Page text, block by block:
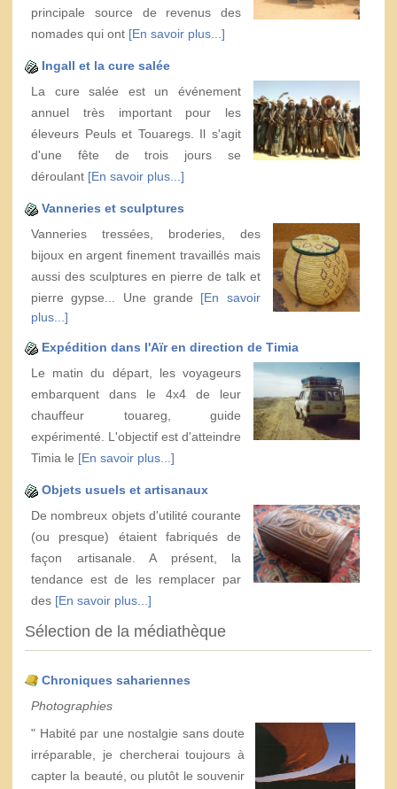
principale source de revenus des
nomades qui ont [En savoir plus...]
Ingall et la cure salée
La cure salée est un événement
annuel très important pour les
éleveurs Peuls et Touaregs. Il s'agit
d'une fête de trois jours se
déroulant [En savoir plus...]
Vanneries et sculptures
Vanneries tressées, broderies, des
bijoux en argent finement travaillés mais
aussi des sculptures en pierre de talk et
pierre gypse... Une grande [En savoir
plus...]
Expédition dans l'Aïr en direction de Timia
Le matin du départ, les voyageurs
embarquent dans le 4x4 de leur
chauffeur touareg, guide
expérimenté. L'objectif est d'atteindre
Timia le [En savoir plus...]
Objets usuels et artisanaux
De nombreux objets d'utilité courante
(ou presque) étaient fabriqués de
façon artisanale. A présent, la
tendance est de les remplacer par
des [En savoir plus...]
Sélection de la médiathèque
Chroniques sahariennes
Photographies
" Habité par une nostalgie sans doute
irréparable, je chercherai toujours à
capter la beauté, ou plutôt le souvenir